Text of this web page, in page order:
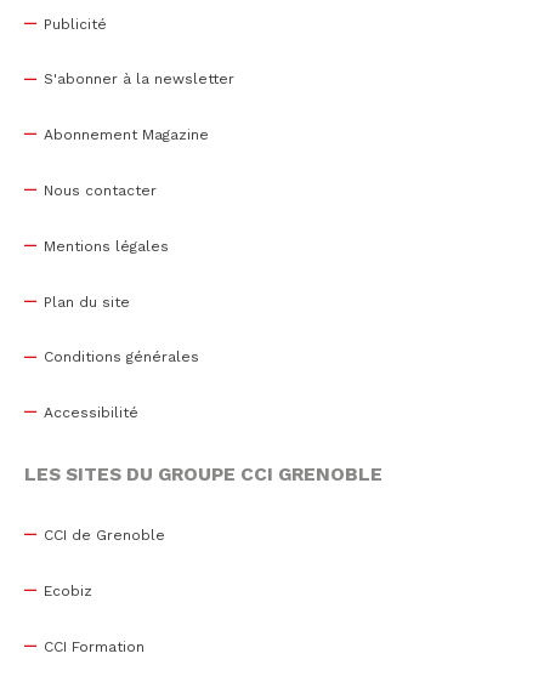
Publicité
S'abonner à la newsletter
Abonnement Magazine
Nous contacter
Mentions légales
Plan du site
Conditions générales
Accessibilité
LES SITES DU GROUPE CCI GRENOBLE
CCI de Grenoble
Ecobiz
CCI Formation